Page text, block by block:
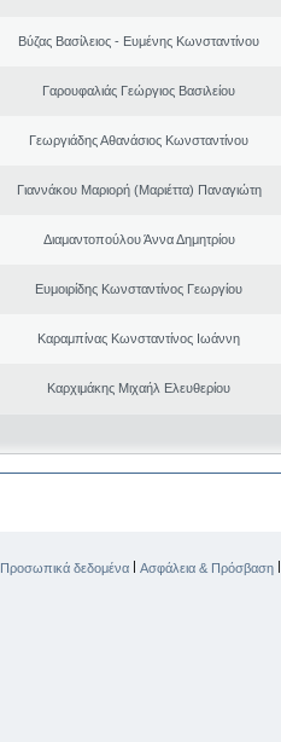
Βύζας Βασίλειος - Ευμένης Κωνσταντίνου
Γαρουφαλιάς Γεώργιος Βασιλείου
Γεωργιάδης Αθανάσιος Κωνσταντίνου
Γιαννάκου Μαριορή (Μαριέττα) Παναγιώτη
Διαμαντοπούλου Άννα Δημητρίου
Ευμοιρίδης Κωνσταντίνος Γεωργίου
Καραμπίνας Κωνσταντίνος Ιωάννη
Καρχιμάκης Μιχαήλ Ελευθερίου
Προσωπικά δεδομένα | Ασφάλεια & Πρόσβαση